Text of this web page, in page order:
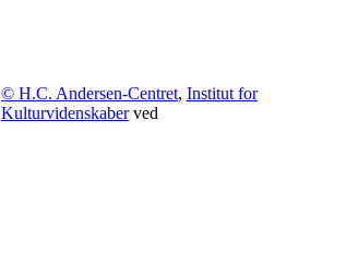
© H.C. Andersen-Centret, Institut for
Kulturvidenskaberved